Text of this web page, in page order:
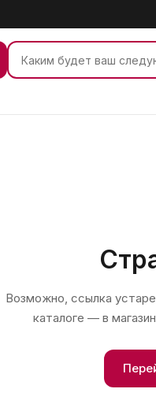
Возможно, ссылка
каталоге — в